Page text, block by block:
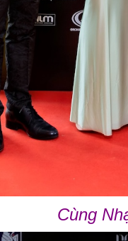
Cùng